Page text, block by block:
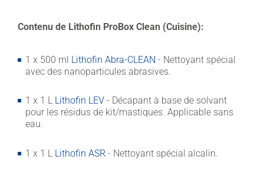
Contenu de Lithofin ProBox Clean (Cuisine):
1 x 500 ml Lithofin Abra-CLEAN - Nettoyant spécial
avec des nanoparticules abrasives.
1 x 1 L Lithofin LEV- Décapant à base de solvant
pour les résidus de kit/mastiques. Applicable sans
eau.
1 x 1 L Lithofin ASR- Nettoyant spécial alcalin.